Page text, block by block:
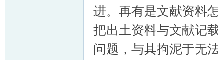
进。再有是文献资料
把出土资料与文献记
问题，与其拘泥于无